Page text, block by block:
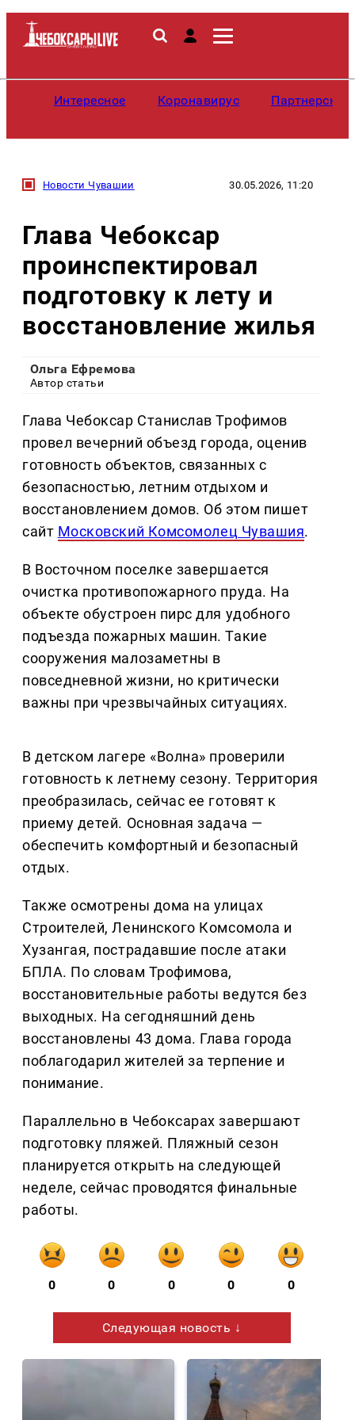
Интересное Коронавирус
Новости Чувашии 30.05.2026, 11:20
Глава Чебоксар
проинспектировал
подготовку к лету и
восстановление жилья
Ольга Ефремова
Автор статьи
Глава Чебоксар Станислав Трофимов
провел вечерний объезд города, оценив
готовность объектов, связанных с
безопасностью, летним отдыхом и
восстановлением домов. Об этом пишет
сайт Московский Комсомолец Чувашия.
В Восточном поселке завершается
очистка противопожарного пруда. На
объекте обустроен пирс для удобного
подъезда пожарных машин. Такие
сооружения малозаметны в
повседневной жизни, но критически
важны при чрезвычайных ситуациях.
В детском лагере «Волна» проверили
готовность к летнему сезону. Территория
преобразилась, сейчас ее готовят к
приему детей. Основная задача —
обеспечить комфортный и безопасный
отдых.
Также осмотрены дома на улицах
Строителей, Ленинского Комсомола и
Хузангая, пострадавшие после атаки
БПЛА. По словам Трофимова,
восстановительные работы ведутся без
выходных. На сегодняшний день
восстановлены 43 дома. Глава города
поблагодарил жителей за терпение и
понимание.
Параллельно в Чебоксарах завершают
подготовку пляжей. Пляжный сезон
планируется открыть на следующей
неделе, сейчас проводятся финальные
работы.
0 0 0 0 0
Следующая новость ↓